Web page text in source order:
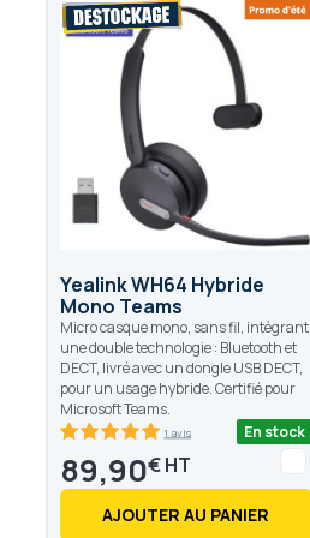
Yealink WH64 Hybride
Mono Teams
Micro casque mono, sans fil, intégrant
une double technologie : Bluetooth et
DECT, livré avec un dongle USB DECT,
pour un usage hybride. Certifié pour
Microsoft Teams.
1 avis En stock
89,90€
AJOUTER AU PANIER